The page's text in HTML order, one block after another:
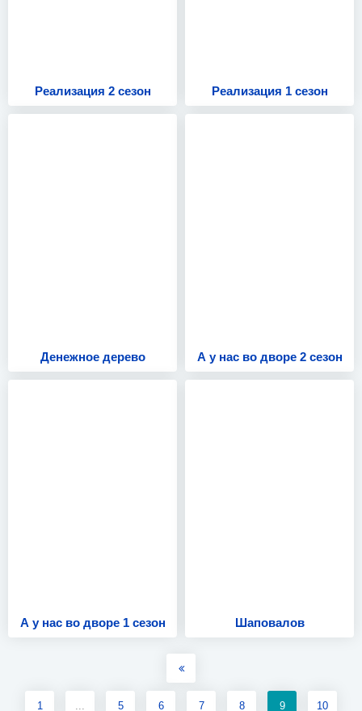
Реализация 2 сезон Реализация 1 сезон
Денежное дерево А у нас во дворе 2 сезон
А у нас во дворе 1 сезон Шаповалов
1 ... 5 6 7 8 9 10